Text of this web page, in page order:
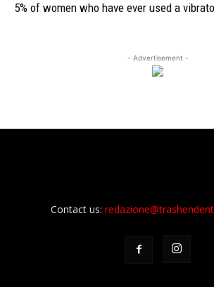
5% of women who have ever used a
- Advertisement -
Contact us: